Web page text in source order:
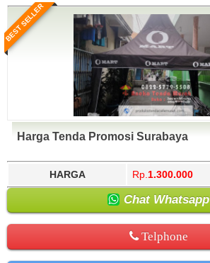
BEST SELLER
Harga Tenda Promosi Surabaya
HARGA Rp. 1.300.000
Chat Whatsapp
Telphone